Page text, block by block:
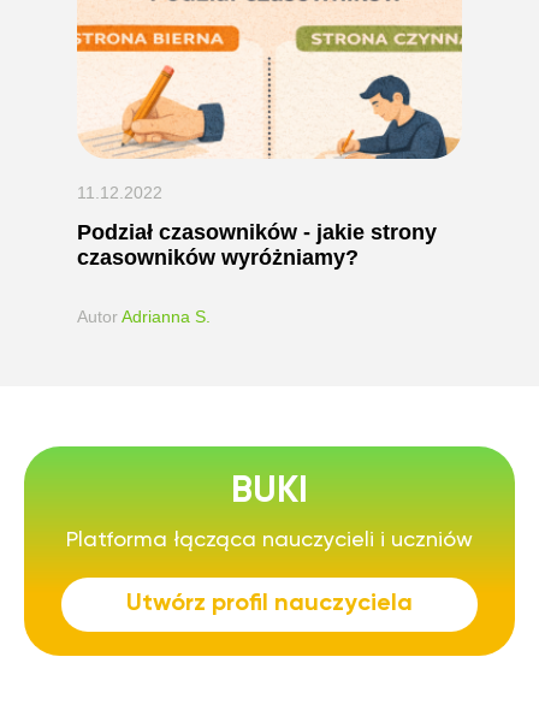
11.12.2022
Podział czasowników - jakie strony
czasowników wyróżniamy?
AutorAdrianna S.
BUKI
Platforma łącząca nauczycieli i uczniów
Utwórz profil nauczyciela